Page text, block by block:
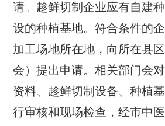
请。趁鲜切制企业应有自建
设的种植基地。符合条件的
加工场地所在地，向所在县
会）提出申请。相关部门会
资料、趁鲜切制设备、种植
行审核和现场检查，经市中